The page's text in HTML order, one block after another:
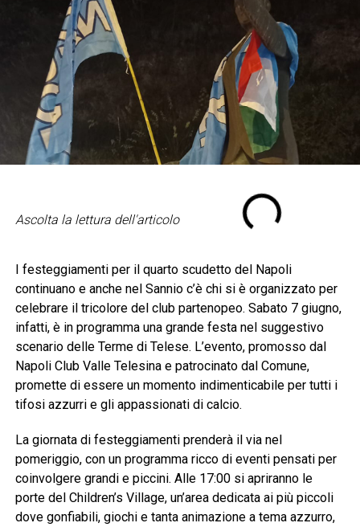
Ascolta la lettura dell'articolo
I festeggiamenti per il quarto scudetto del Napoli
continuano e anche nel Sannio c’è chi si è organizzato per
celebrare il tricolore del club partenopeo. Sabato 7 giugno,
infatti, è in programma una grande festa nel suggestivo
scenario delle Terme di Telese. L’evento, promosso dal
Napoli Club Valle Telesina e patrocinato dal Comune,
promette di essere un momento indimenticabile per tutti i
tifosi azzurri e gli appassionati di calcio.
La giornata di festeggiamenti prenderà il via nel
pomeriggio, con un programma ricco di eventi pensati per
coinvolgere grandi e piccini. Alle 17:00 si apriranno le
porte del Children’s Village, un’area dedicata ai più piccoli
dove gonfiabili, giochi e tanta animazione a tema azzurro,